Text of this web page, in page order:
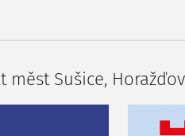
měst Sušice,